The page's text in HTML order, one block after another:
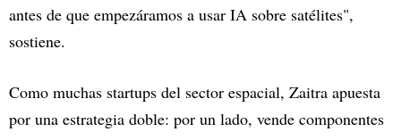
antes de que empezáramos a usar IA sobre satélites",
sostiene.
Como muchas startups del sector espacial, Zaitra apuesta
por una estrategia doble: por un lado, vende componentes